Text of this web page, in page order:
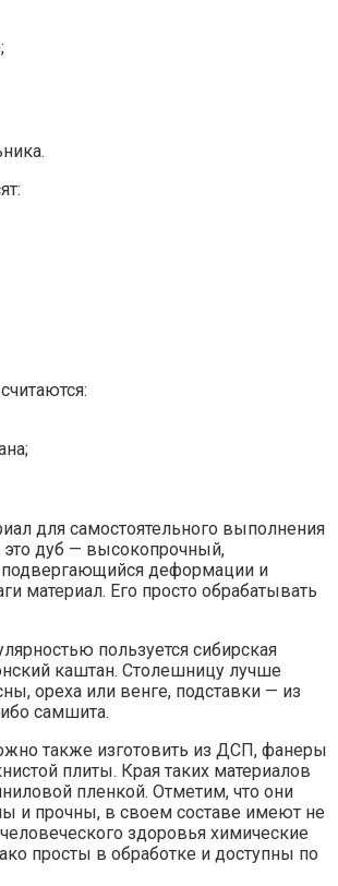
для самостоятельного выполнения
это дуб — высокопрочный,
деформации и
материал. Его просто обрабатывать
пользуется сибирская
каштан. Столешницу лучше
ореха или венге, подставки — из
самшита.
также изготовить из ДСП, фанеры
плиты. Края таких материалов
пленкой. Отметим, что они
и прочны, в своем составе имеют не
здоровья химические
просты в обработке и доступны по